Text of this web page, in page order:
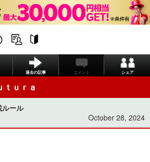
過去の記事 コメント シェア
ｔｕｒａ
ール
October 28, 2024